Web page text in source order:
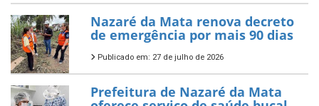
Nazaré da Mata renova decreto
de emergência por mais 90 dias
Publicado em: 27 de julho de 2026
Prefeitura de Nazaré da Mata